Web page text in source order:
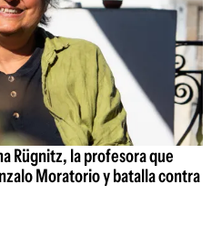
Rügnitz, la profesora que
Moratorio y batalla contra